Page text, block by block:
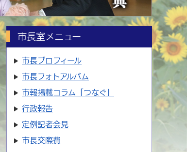
市長室メニュー
市長プロフィール
市長フォトアルバム
市報掲載コラム「つなぐ」
行政報告
定例記者会見
市長交際費